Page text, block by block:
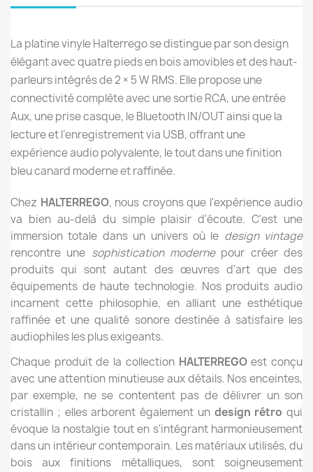
La platine vinyle Halterrego se distingue par son design
élégant avec quatre pieds en bois amovibles et des haut-
parleurs intégrés de 2 × 5 W RMS. Elle propose une
connectivité complète avec une sortie RCA, une entrée
Aux, une prise casque, le Bluetooth IN/OUT ainsi que la
lecture et l’enregistrement via USB, offrant une
expérience audio polyvalente, le tout dans une finition
bleu canard moderne et raffinée.
Chez HALTERREGO, nous croyons que l'expérience audio
va bien au-delà du simple plaisir d'écoute. C'est une
immersion totale dans un univers où le design vintage
rencontre une sophistication modernepour créer des
produits qui sont autant des œuvres d'art que des
équipements de haute technologie. Nos produits audio
incarnent cette philosophie, en alliant une esthétique
raffinée et une qualité sonore destinée à satisfaire les
audiophiles les plus exigeants.
Chaque produit de la collection HALTERREGOest conçu
avec une attention minutieuse aux détails. Nos enceintes,
par exemple, ne se contentent pas de délivrer un son
cristallin ; elles arborent également un design rétro qui
évoque la nostalgie tout en s'intégrant harmonieusement
dans un intérieur contemporain. Les matériaux utilisés, du
bois aux finitions métalliques, sont soigneusement